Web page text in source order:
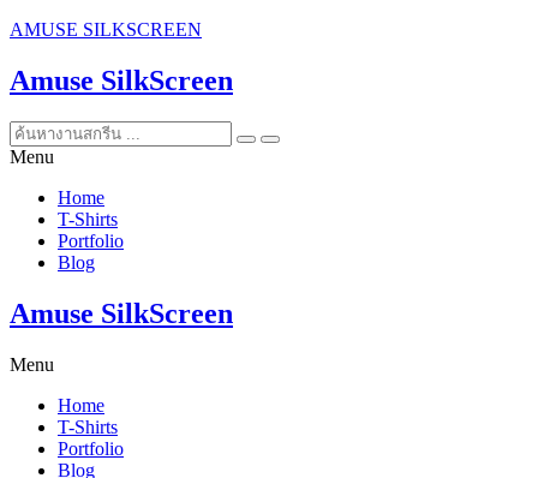
AMUSE SILKSCREEN
Amuse SilkScreen
Menu
Home
T-Shirts
Portfolio
Blog
Amuse SilkScreen
Menu
Home
T-Shirts
Portfolio
Blog